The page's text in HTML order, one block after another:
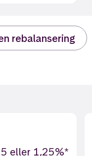
rebalansering
eller 1,25%*